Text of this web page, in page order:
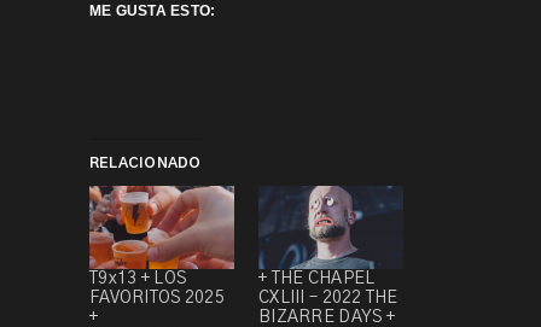
ME GUSTA ESTO:
RELACIONADO
T9x13 + LOS
FAVORITOS 2025
+
+ THE CHAPEL
CXLIII – 2022 THE
BIZARRE DAYS +